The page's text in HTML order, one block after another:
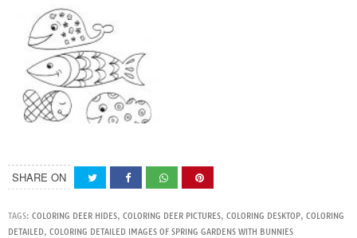
SHARE ON
TAGS: COLORING DEER HIDES, COLORING DEER PICTURES, COLORING DESKTOP, COLORING
DETAILED, COLORING DETAILED IMAGES OF SPRING GARDENS WITH BUNNIES